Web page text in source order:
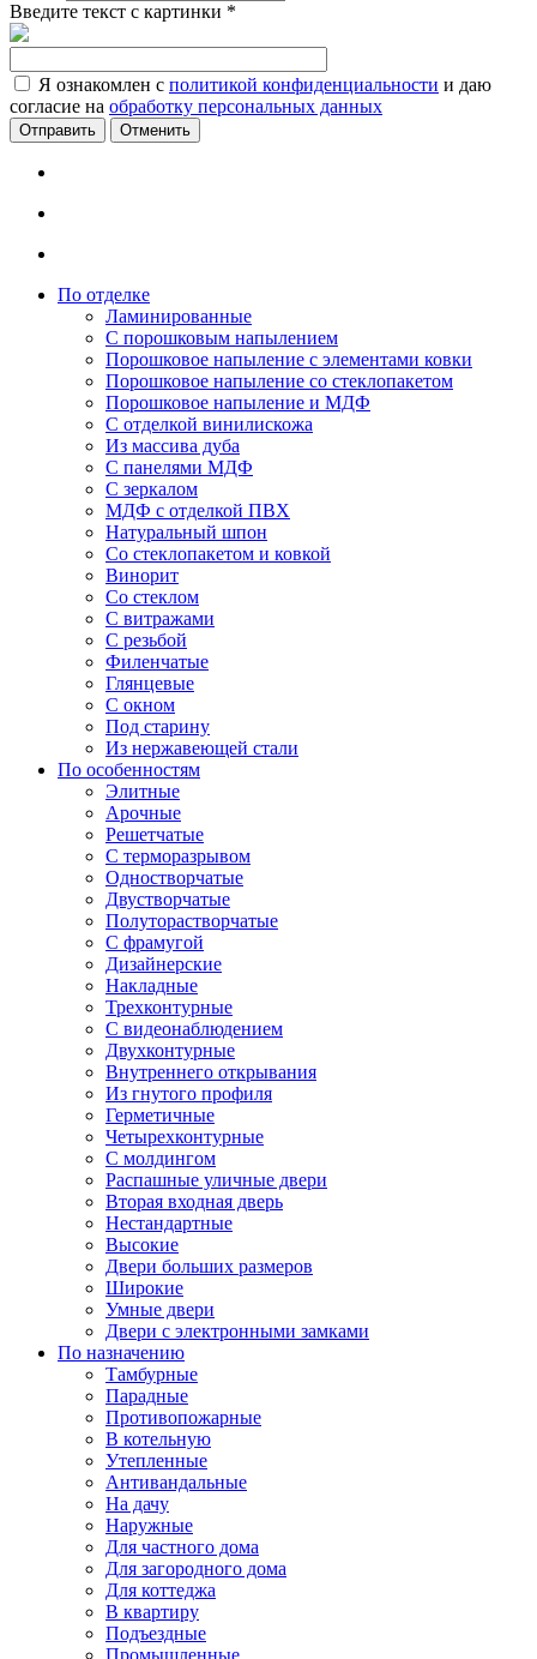
Введите текст с картинки *
Я ознакомлен с политикой конфиденциальности и даю
согласие на обработку персональных данных
Отменить
По отделке
Ламинированные
С порошковым напылением
Порошковое напыление с элементами ковки
Порошковое напыление со стеклопакетом
Порошковое напыление и МДФ
С отделкой винилискожа
Из массива дуба
С панелями МДФ
С зеркалом
МДФ с отделкой ПВХ
Натуральный шпон
Со стеклопакетом и ковкой
Винорит
Со стеклом
С витражами
С резьбой
Филенчатые
Глянцевые
С окном
Под старину
Из нержавеющей стали
По особенностям
Элитные
Арочные
Решетчатые
С терморазрывом
Одностворчатые
Двустворчатые
Полуторастворчатые
С фрамугой
Дизайнерские
Накладные
Трехконтурные
С видеонаблюдением
Двухконтурные
Внутреннего открывания
Из гнутого профиля
Герметичные
Четырехконтурные
С молдингом
Распашные уличные двери
Вторая входная дверь
Нестандартные
Высокие
Двери больших размеров
Широкие
Умные двери
Двери с электронными замками
По назначению
Тамбурные
Парадные
Противопожарные
В котельную
Утепленные
Антивандальные
На дачу
Наружные
Для частного дома
Для загородного дома
Для коттеджа
В квартиру
Подъездные